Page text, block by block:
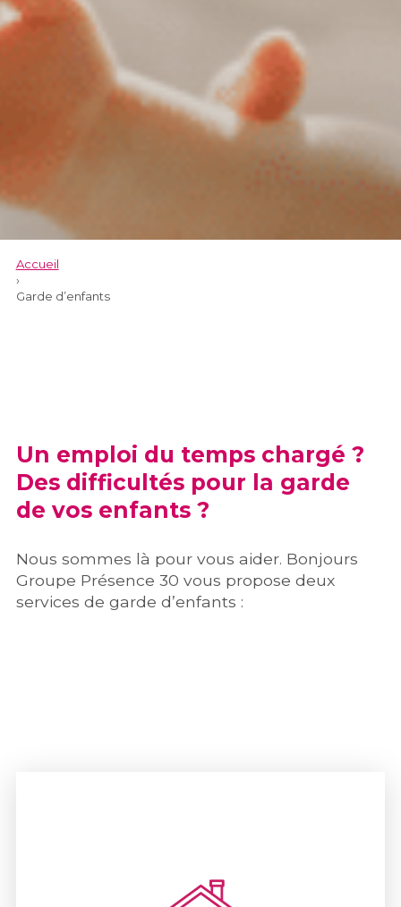
Accueil
›
Garde d’enfants
Un emploi du temps chargé ?
Des difficultés pour la garde
de vos enfants ?
Nous sommes là pour vous aider. Bonjours
Groupe Présence 30 vous propose deux
services de garde d’enfants :